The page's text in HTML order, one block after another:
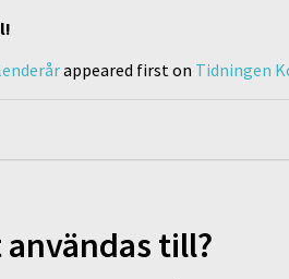
appeared first on Tidningen
till?